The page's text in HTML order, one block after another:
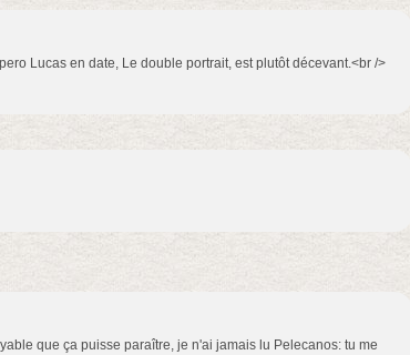
Lucas en date, Le double portrait, est plutôt décevant.<br />
que ça puisse paraître, je n'ai jamais lu Pelecanos: tu me